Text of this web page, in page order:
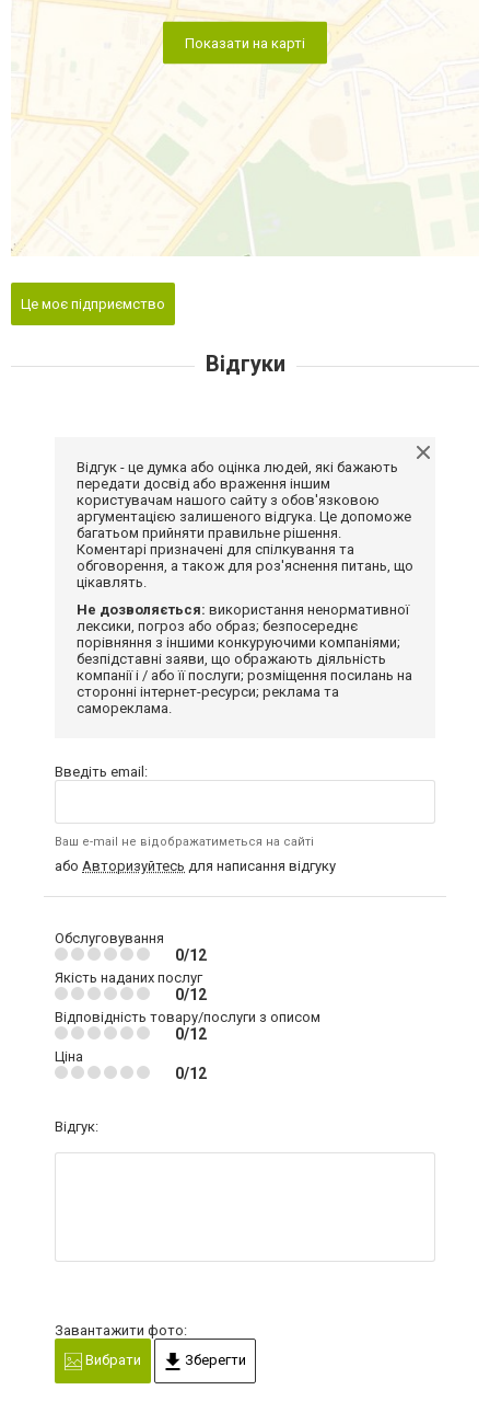
Показати на карті
Це моє підприємство
Відгуки
Відгук - це думка або оцінка людей, які бажають
передати досвід або враження іншим
користувачам нашого сайту з обов'язковою
аргументацією залишеного відгука. Це допоможе
багатьом прийняти правильне рішення.
Коментарі призначені для спілкування та
обговорення, а також для роз'яснення питань, що
цікавлять.
Не дозволяється: використання ненормативної
лексики, погроз або образ; безпосереднє
порівняння з іншими конкуруючими компаніями;
безпідставні заяви, що ображають діяльність
компанії і / або її послуги; розміщення посилань на
сторонні інтернет-ресурси; реклама та
самореклама.
Введіть email:
Ваш e-mail не відображатиметься на сайті
або Авторизуйтесь для написання відгуку
Обслуговування
0/12
Якість наданих послуг
0/12
Відповідність товару/послуги з описом
0/12
Ціна
0/12
Відгук:
Завантажити фото:
Вибрати
Зберегти